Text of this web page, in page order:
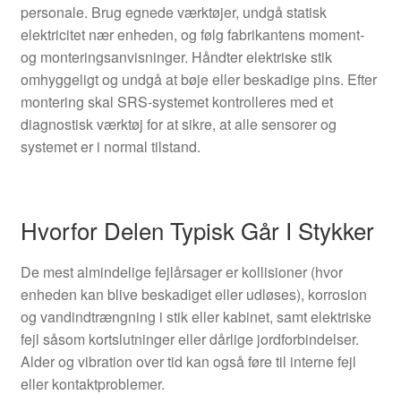
personale. Brug egnede værktøjer, undgå statisk
elektricitet nær enheden, og følg fabrikantens moment‑
og monteringsanvisninger. Håndter elektriske stik
omhyggeligt og undgå at bøje eller beskadige pins. Efter
montering skal SRS‑systemet kontrolleres med et
diagnostisk værktøj for at sikre, at alle sensorer og
systemet er i normal tilstand.
Hvorfor Delen Typisk Går I Stykker
De mest almindelige fejlårsager er kollisioner (hvor
enheden kan blive beskadiget eller udløses), korrosion
og vandindtrængning i stik eller kabinet, samt elektriske
fejl såsom kortslutninger eller dårlige jordforbindelser.
Alder og vibration over tid kan også føre til interne fejl
eller kontaktproblemer.